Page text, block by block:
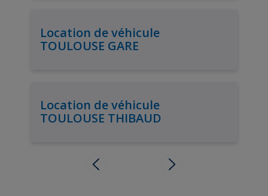
Location de véhicule
TOULOUSE GARE
Location de véhicule
TOULOUSE THIBAUD